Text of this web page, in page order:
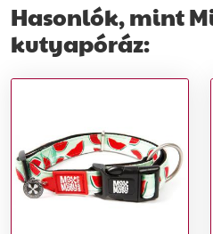
Hasonlók, mint
kutyapóráz: